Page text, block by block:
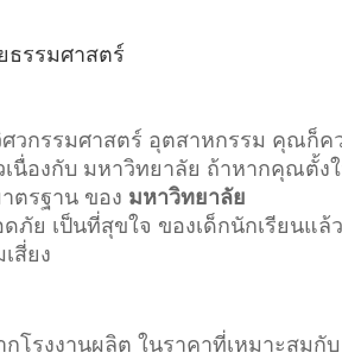
ธรรมศาสตร์
วกรรมศาสตร์ อุตสาหกรรม คุณก็ค
นื่องกับ มหาวิทยาลัย ถ้าหากคุณตั้ง
ตรฐาน ของ มหาวิทยาลัย
ภัย เป็นที่สุขใจ ของเด็กนักเรียนแล้
สี่ยง
โรงงานผลิต ในราคาที่เหมาะสมกับ